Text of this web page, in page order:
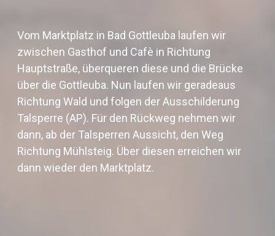
Vom Marktplatz in Bad Gottleuba laufen wir
zwischen Gasthof und Cafè in Richtung
Hauptstraße, überqueren diese und die Brücke
über die Gottleuba. Nun laufen wir geradeaus
Richtung Wald und folgen der Ausschilderung
Talsperre (AP). Für den Rückweg nehmen wir
dann, ab der Talsperren Aussicht, den Weg
Richtung Mühlsteig. Über diesen erreichen wir
dann wieder den Marktplatz.